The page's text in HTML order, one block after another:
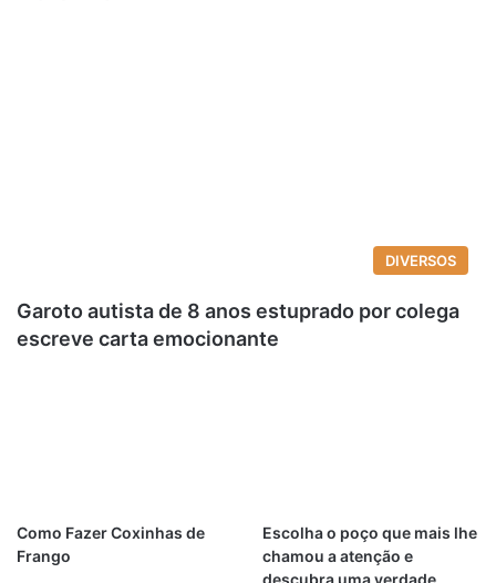
DIVERSOS
Garoto autista de 8 anos estuprado por colega
escreve carta emocionante
Como Fazer Coxinhas de
Frango
Escolha o poço que mais lhe
chamou a atenção e